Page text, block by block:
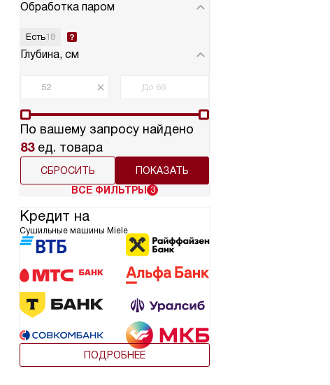
Обработка паром
Есть18
Глубина, см
По вашему запросу найдено
83ед. товара
СБРОСИТЬ
ВСЕ ФИЛЬТРЫ
3
Кредит на
Сушильные машины Miele
ПОДРОБНЕЕ